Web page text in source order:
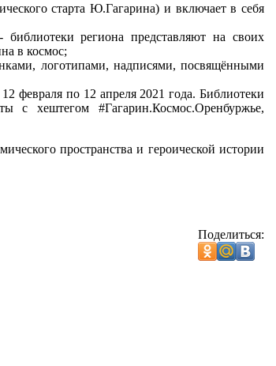
старта Ю.Гагарина) и включает в себя
региона представляют на своих
в космос;
логотипами, надписями, посвящёнными
февраля по 12 апреля 2021 года. Библиотеки
с хештегом #Гагарин.Космос.Оренбуржье,
пространства и героической истории
Поделиться: